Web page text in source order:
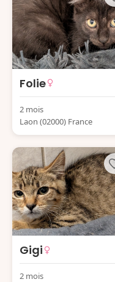
Folie
2 mois
Laon (02000) France
Gigi
2 mois